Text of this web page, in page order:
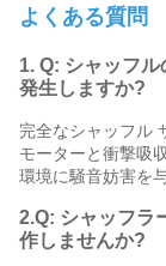
よくある質問
1. Q: シャッフ
発生しますか?
完全なシャッフル
モーターと衝撃吸
環境に騒音妨害を
2.Q: シャッフラ
作しませんか?